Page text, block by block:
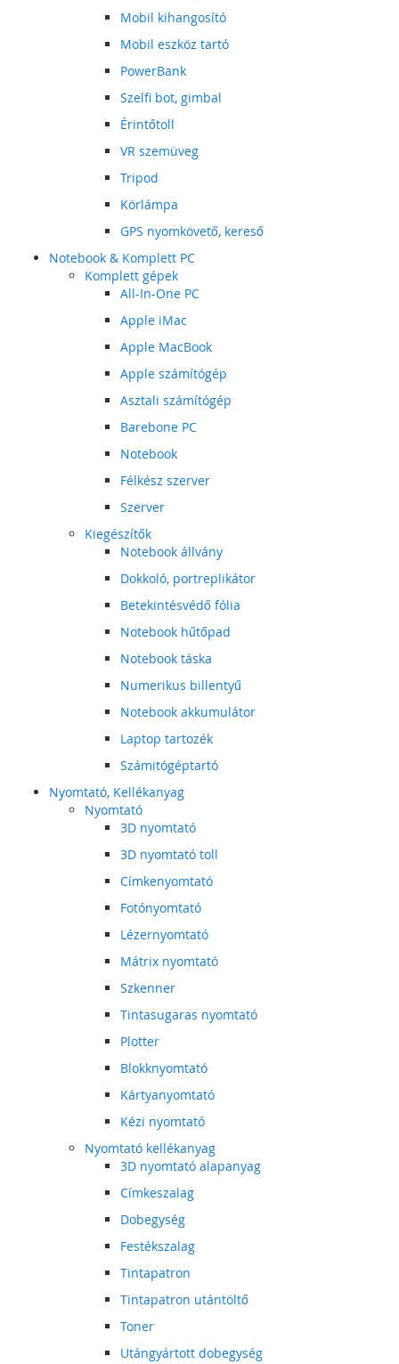
Mobil kihangosító
Mobil eszköz tartó
PowerBank
Szelfi bot, gimbal
Érintőtoll
VR szemüveg
Tripod
Körlámpa
GPS nyomkövető, kereső
Notebook & Komplett PC
Komplett gépek
All-In-One PC
Apple iMac
Apple MacBook
Apple számítógép
Asztali számítógép
Barebone PC
Notebook
Félkész szerver
Szerver
Kiegészítők
Notebook állvány
Dokkoló, portreplikátor
Betekintésvédő fólia
Notebook hűtőpad
Notebook táska
Numerikus billentyű
Notebook akkumulátor
Laptop tartozék
Számitógéptartó
Nyomtató, Kellékanyag
Nyomtató
3D nyomtató
3D nyomtató toll
Címkenyomtató
Fotónyomtató
Lézernyomtató
Mátrix nyomtató
Szkenner
Tintasugaras nyomtató
Plotter
Blokknyomtató
Kártyanyomtató
Kézi nyomtató
Nyomtató kellékanyag
3D nyomtató alapanyag
Címkeszalag
Dobegység
Festékszalag
Tintapatron
Tintapatron utántöltő
Toner
Utángyártott dobegység